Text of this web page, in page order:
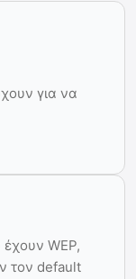
για να
WEP,
τον default